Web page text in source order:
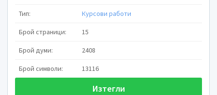
Тип: Курсови работи
Брой страници: 15
Брой думи: 2408
Брой символи: 13116
Изтегли